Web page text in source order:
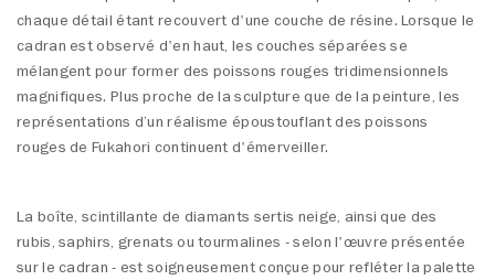
chaque détail étant recouvert d'une couche de résine. Lorsque le
cadran est observé d'en haut, les couches séparées se
mélangent pour former des poissons rouges tridimensionnels
magnifiques. Plus proche de la sculpture que de la peinture, les
représentations d’un réalisme époustouflant des poissons
rouges de Fukahori continuent d'émerveiller.
La boîte, scintillante de diamants sertis neige, ainsi que des
rubis, saphirs, grenats ou tourmalines - selon l'œuvre présentée
sur le cadran - est soigneusement conçue pour refléter la palette